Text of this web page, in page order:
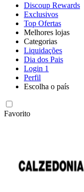
Discoup Rewards
Exclusivos
Top Ofertas
Melhores lojas
AliExpress
SHEIN
KaBuM!
Categorias
Informática
Casa e Jardim
Liquidações
Dia dos Pais
Login 1
Perfil
Escolha o país
Favorito